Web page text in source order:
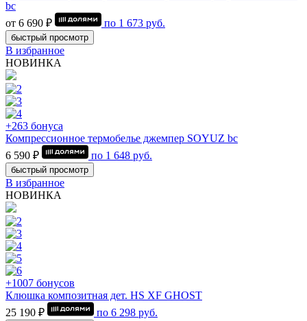
bc
от 6 690 ₽
по 1 673 руб.
быстрый просмотр
В избранное
НОВИНКА
+263 бонуса
Компрессионное термобелье джемпер SOYUZ bc
6 590 ₽
по 1 648 руб.
быстрый просмотр
В избранное
НОВИНКА
+1007 бонусов
Клюшка композитная дет. HS XF GHOST
25 190 ₽
по 6 298 руб.